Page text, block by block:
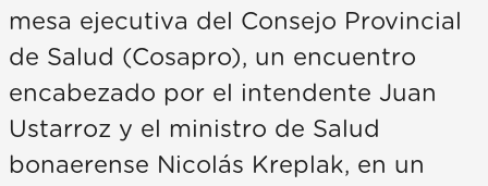
mesa ejecutiva del Consejo Provincial
de Salud (Cosapro), un encuentro
encabezado por el intendente Juan
Ustarroz y el ministro de Salud
bonaerense Nicolás Kreplak, en un